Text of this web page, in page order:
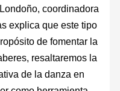
coordinadora
explica que este tipo
de fomentar la
resaltaremos la
de la danza en